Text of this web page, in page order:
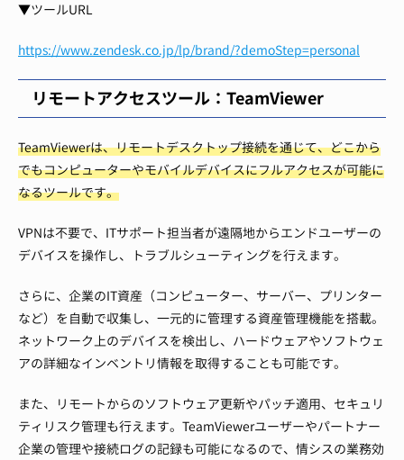
▼ツールURL
https://www.zendesk.co.jp/lp/brand/?demoStep=personal
リモートアクセスツール：TeamViewer
TeamViewerは、リモートデスクトップ接続を通じて、どこから
でもコンピューターやモバイルデバイスにフルアクセスが可能に
なるツールです。
VPNは不要で、ITサポート担当者が遠隔地からエンドユーザーの
デバイスを操作し、トラブルシューティングを行えます。
さらに、企業のIT資産（コンピューター、サーバー、プリンター
など）を自動で収集し、一元的に管理する資産管理機能を搭載。
ネットワーク上のデバイスを検出し、ハードウェアやソフトウェ
アの詳細なインベントリ情報を取得することも可能です。
また、リモートからのソフトウェア更新やパッチ適用、セキュリ
ティリスク管理も行えます。TeamViewerユーザーやパートナー
企業の管理や接続ログの記録も可能になるので、情シスの業務効